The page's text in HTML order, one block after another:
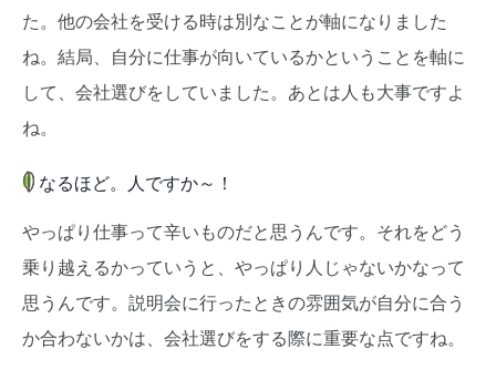
た。他の会社を受ける時は別なことが軸になりました
ね。結局、自分に仕事が向いているかということを軸に
して、会社選びをしていました。あとは人も大事ですよ
ね。
なるほど。人ですか～！
やっぱり仕事って辛いものだと思うんです。それをどう
乗り越えるかっていうと、やっぱり人じゃないかなって
思うんです。説明会に行ったときの雰囲気が自分に合う
か合わないかは、会社選びをする際に重要な点ですね。